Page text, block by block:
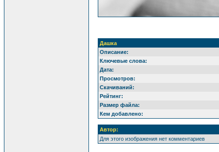
Дашка
Описание:
Ключевые слова:
Дата:
Просмотров:
Скачиваний:
Рейтинг:
Размер файла:
Кем добавлено:
Автор:
Для этого изображения нет комментариев